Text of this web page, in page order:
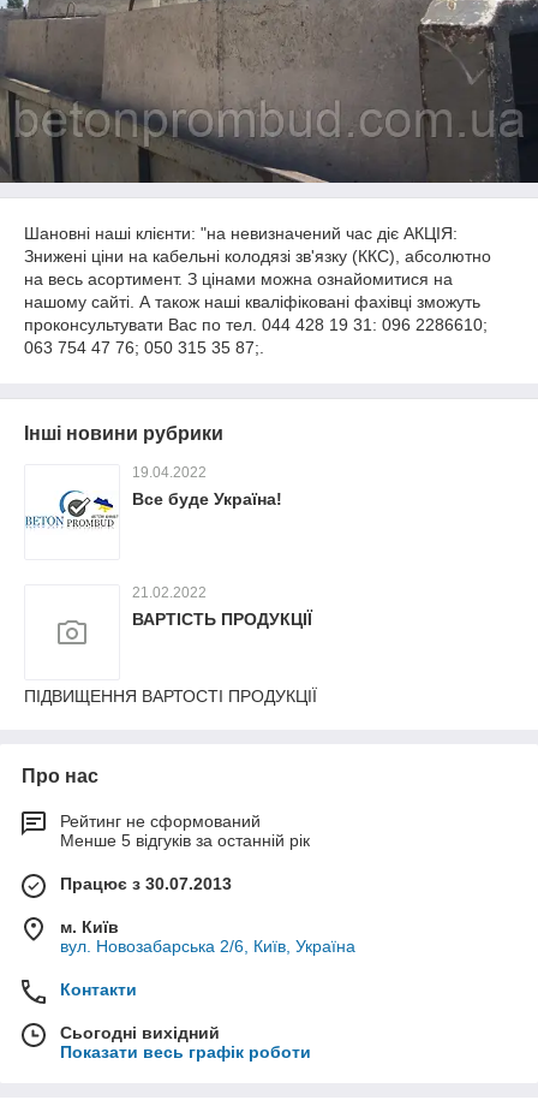
Шановні наші клієнти: "на невизначений час діє АКЦІЯ:
Знижені ціни на кабельні колодязі зв'язку (ККС), абсолютно
на весь асортимент. З цінами можна ознайомитися на
нашому сайті. А також наші кваліфіковані фахівці зможуть
проконсультувати Вас по тел. 044 428 19 31: 096 2286610;
063 754 47 76; 050 315 35 87;.
Інші новини рубрики
19.04.2022
Все буде Україна!
21.02.2022
ВАРТІСТЬ ПРОДУКЦІЇ
ПІДВИЩЕННЯ ВАРТОСТІ ПРОДУКЦІЇ
Про нас
Рейтинг не сформований
Менше 5 відгуків за останній рік
Працює з 30.07.2013
м. Київ
вул. Новозабарська 2/6, Київ, Україна
Контакти
Сьогодні вихідний
Показати весь графік роботи